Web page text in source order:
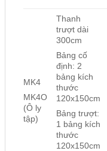
MK4
MK4O
(Ô ly
tập)
Thanh
trượt dài
300cm
Bảng cố
định: 2
bảng kích
thước
120x150cm
Bảng trượt:
1 bảng kích
thước
120x150cm